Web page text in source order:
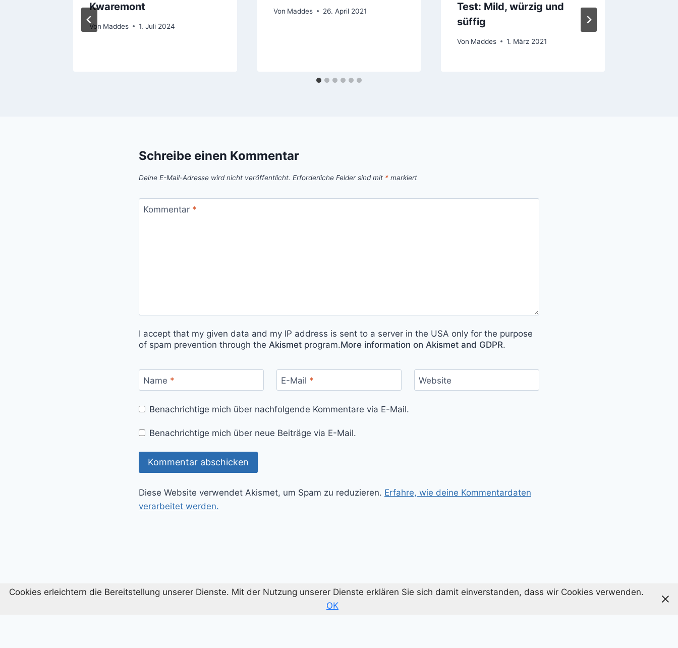
Kwaremont
Von Maddes 1. Juli 2024
Von Maddes 26. April 2021
Test: Mild, würzig und
süffig
Von Maddes 1. März 2021
Schreibe einen Kommentar
Deine E-Mail-Adresse wird nicht veröffentlicht. Erforderliche Felder sind mit * markiert
Kommentar *
I accept that my given data and my IP address is sent to a server in the USA only for the purpose
of spam prevention through the Akismet program.More information on Akismet and GDPR.
Name * E-Mail * Website
Benachrichtige mich über nachfolgende Kommentare via E-Mail.
Benachrichtige mich über neue Beiträge via E-Mail.
Diese Website verwendet Akismet, um Spam zu reduzieren. Erfahre, wie deine Kommentardaten
verarbeitet werden.
Cookies erleichtern die Bereitstellung unserer Dienste. Mit der Nutzung unserer Dienste erklären Sie sich damit einverstanden, dass wir Cookies verwenden.
OK